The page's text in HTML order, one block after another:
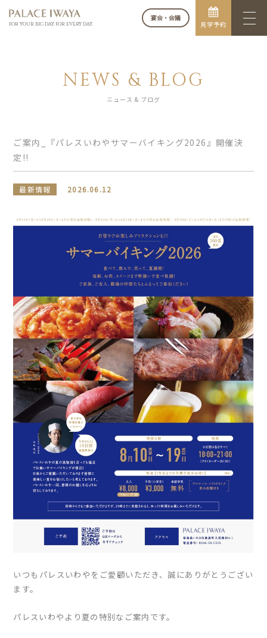
FOR YOUR BIG DAY. FOR EVERY DAY.
宴会・会議
見学予約
NEWS & BLOG
ニュース & ブログ
ご案内_『パレスいわやサマーバイキング2026』開催決
定!!
最新情報 2026.06.12
いつもパレスいわやをご愛顧いただき、誠にありがとうござい
ます。
パレスいわやより夏の特別なご案内です。